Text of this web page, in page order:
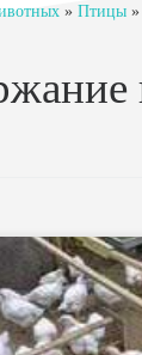
» Птицы »
с/х птицы
разных видов